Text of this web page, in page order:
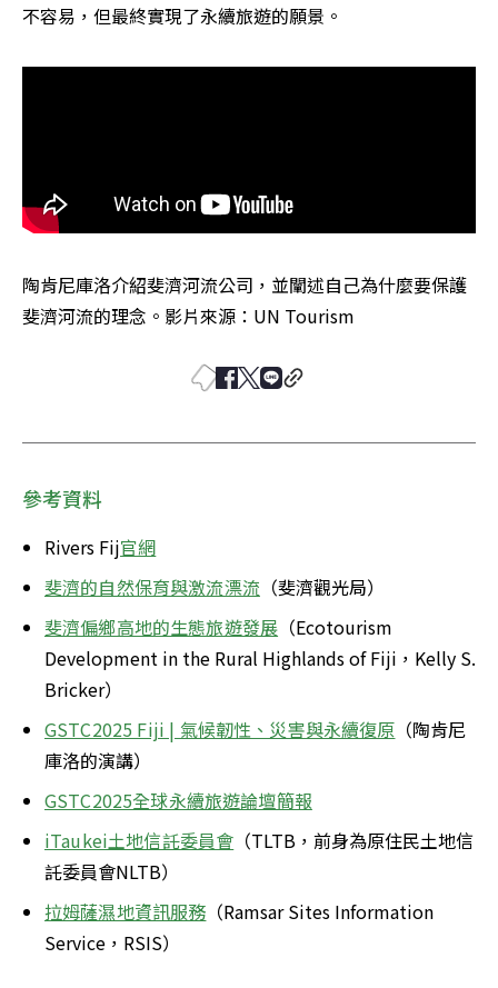
不容易，但最終實現了永續旅遊的願景。
陶肯尼庫洛介紹斐濟河流公司，並闡述自己為什麼要保護
斐濟河流的理念。影片來源：UN Tourism
參考資料
Rivers Fij官網
斐濟的自然保育與激流漂流 （斐濟觀光局）
斐濟偏鄉高地的生態旅遊發展 （Ecotourism
Development in the Rural Highlands of Fiji，Kelly S.
Bricker）
GSTC2025 Fiji | 氣候韌性、災害與永續復原 （陶肯尼
庫洛的演講）
GSTC2025全球永續旅遊論壇簡報
iTaukei土地信託委員會 （TLTB，前身為原住民土地信
託委員會NLTB）
拉姆薩濕地資訊服務 （Ramsar Sites Information
Service，RSIS）